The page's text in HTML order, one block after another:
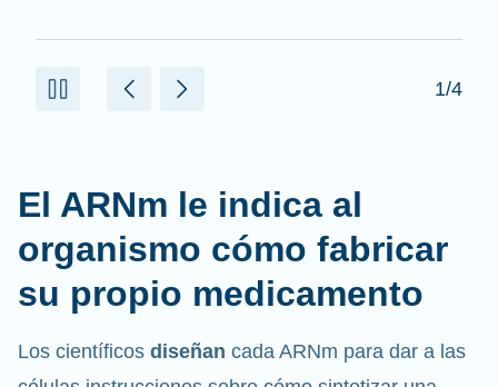
2/4
El ARNm le indica al
organismo cómo fabricar
su propio medicamento
Los científicos diseñan cada ARNm para dar a las